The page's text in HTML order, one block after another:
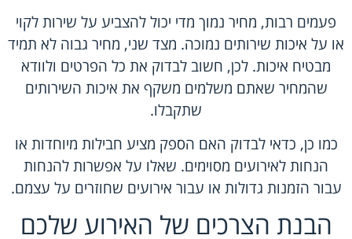
פעמים רבות, מחיר נמוך מדי יכול להצביע על שירות לקוי
או על איכות שירותים נמוכה. מצד שני, מחיר גבוה לא תמיד
מבטיח איכות. לכן, חשוב לבדוק את כל הפרטים ולוודא
שהמחיר שאתם משלמים משקף את איכות השירותים
שתקבלו.
כמו כן, כדאי לבדוק האם הספק מציע חבילות מיוחדות או
הנחות לאירועים מסוימים. שאלו על אפשרות להנחות
עבור הזמנות גדולות או עבור אירועים שחוזרים על עצמם.
הבנת הצרכים של האירוע שלכם